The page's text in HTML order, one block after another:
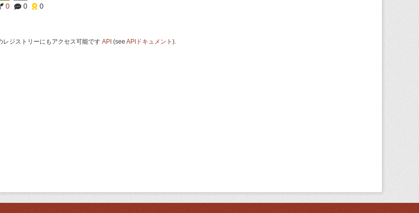
0 0 0
レジストリーにもアクセス可能です API (see APIドキュメント ).